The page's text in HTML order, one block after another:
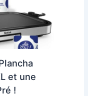
et une
!